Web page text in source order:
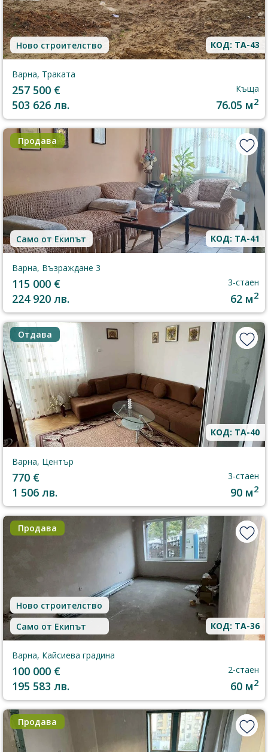
Ново строителство КОД: TA-43
Варна, Траката
257 500 €
503 626 лв.
Къща
76.05 м2
Продава
Само от Екипът КОД: TA-41
Варна, Възраждане 3
115 000 €
224 920 лв.
3-стаен
62 м2
Отдава
КОД: TA-40
Варна, Център
770 €
1 506 лв.
3-стаен
90 м2
Продава
Ново строителство
Само от Екипът
КОД: TA-36
Варна, Кайсиева градина
100 000 €
195 583 лв.
2-стаен
60 м2
Продава